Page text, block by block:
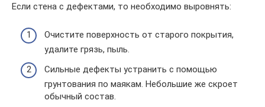
Если стена с дефектами, то необходимо выровнять:
Очистите поверхность от старого покрытия,
удалите грязь, пыль.
Сильные дефекты устранить с помощью
грунтования по маякам. Небольшие же скроет
обычный состав.